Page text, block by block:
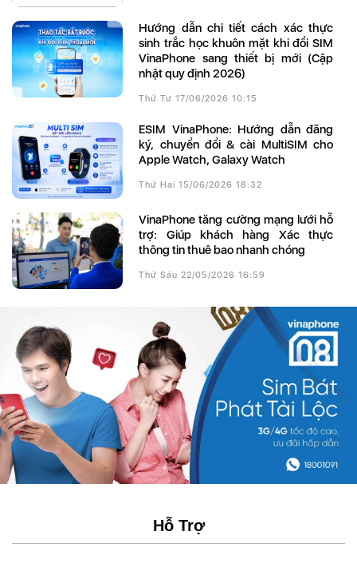
Hướng dẫn chi tiết cách xác thực
sinh trắc học khuôn mặt khi đổi SIM
VinaPhone sang thiết bị mới (Cập
nhật quy định 2026)
Thứ Tư 17/06/2026 10:15
eSIM VinaPhone: Hướng dẫn đăng
ký, chuyển đổi & cài MultiSIM cho
Apple Watch, Galaxy Watch
Thứ Hai 15/06/2026 18:32
VinaPhone tăng cường mạng lưới hỗ
trợ: Giúp khách hàng Xác thực
thông tin thuê bao nhanh chóng
Thứ Sáu 22/05/2026 16:59
Hỗ Trợ